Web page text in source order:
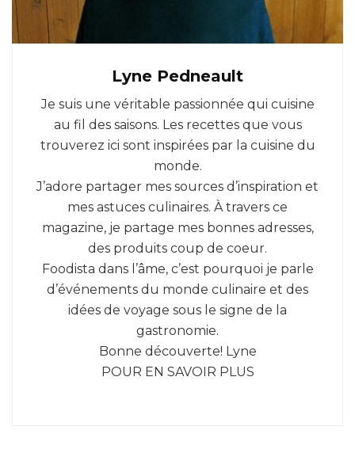
Lyne Pedneault
Je suis une véritable passionnée qui cuisine
au fil des saisons. Les recettes que vous
trouverez ici sont inspirées par la cuisine du
monde.
J’adore partager mes sources d’inspiration et
mes astuces culinaires. À travers ce
magazine, je partage mes bonnes adresses,
des produits coup de coeur.
Foodista dans l’âme, c’est pourquoi je parle
d’événements du monde culinaire et des
idées de voyage sous le signe de la
gastronomie.
Bonne découverte! Lyne
POUR EN SAVOIR PLUS